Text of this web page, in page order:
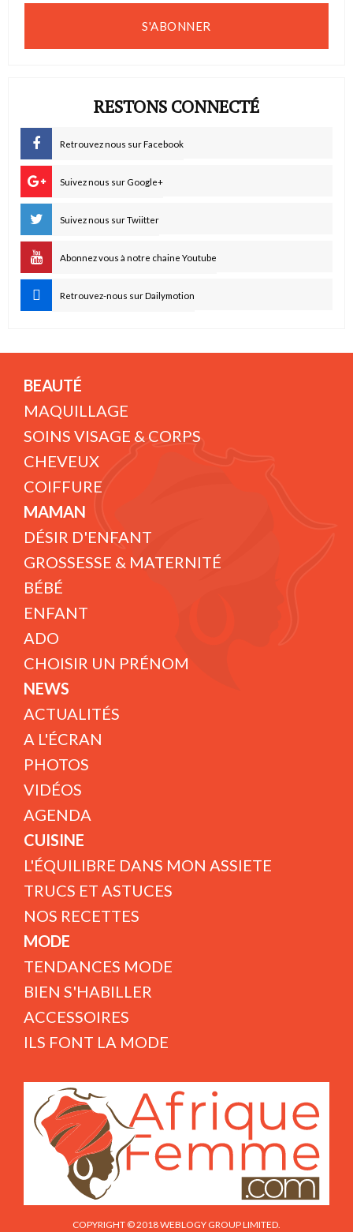
S'ABONNER
RESTONS CONNECTÉ
Retrouvez nous sur Facebook
Suivez nous sur Google+
Suivez nous sur Twiitter
Abonnez vous à notre chaine Youtube
Retrouvez-nous sur Dailymotion
BEAUTÉ
MAQUILLAGE
SOINS VISAGE & CORPS
CHEVEUX
COIFFURE
MAMAN
DÉSIR D'ENFANT
GROSSESSE & MATERNITÉ
BÉBÉ
ENFANT
ADO
CHOISIR UN PRÉNOM
NEWS
ACTUALITÉS
A L'ÉCRAN
PHOTOS
VIDÉOS
AGENDA
CUISINE
L'ÉQUILIBRE DANS MON ASSIETE
TRUCS ET ASTUCES
NOS RECETTES
MODE
TENDANCES MODE
BIEN S'HABILLER
ACCESSOIRES
ILS FONT LA MODE
COPYRIGHT © 2018 WEBLOGY GROUP LIMITED.